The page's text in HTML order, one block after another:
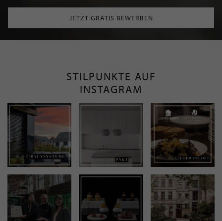
JETZT GRATIS BEWERBEN
STILPUNKTE AUF
INSTAGRAM